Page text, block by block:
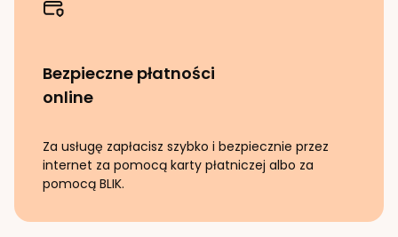
Bezpieczne płatności
online
Za usługę zapłacisz szybko i bezpiecznie przez
internet za pomocą karty płatniczej albo za
pomocą BLIK.